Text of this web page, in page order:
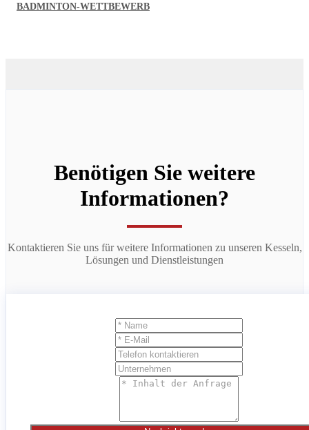
BADMINTON-WETTBEWERB
Benötigen Sie weitere
Informationen?
Kontaktieren Sie uns für weitere Informationen zu unseren Kesseln,
Lösungen und Dienstleistungen